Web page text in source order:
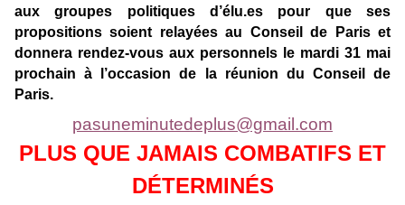
aux groupes politiques d’élu.es pour que ses
propositions soient relayées au Conseil de Paris et
donnera rendez-vous aux personnels le mardi 31 mai
prochain à l’occasion de la réunion du Conseil de
Paris.
pasuneminutedeplus@gmail.com
PLUS QUE JAMAIS COMBATIFS ET
DÉTERMINÉS